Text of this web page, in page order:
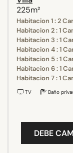
225m²
Habitacion 1 : 2
Habitacion 2 : 1
Habitacion 3 : 1
Habitacion 4 : 1
Habitacion 5 : 1
Habitacion 6 : 1
Habitacion 7 : 1
TV Baño
DEBE